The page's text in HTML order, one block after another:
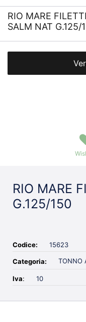
RIO MARE FILETTI
SALM NAT G.125/
RIO MARE
G.125/150
Codice: 15623
Categoria: TONNO
Iva: 10